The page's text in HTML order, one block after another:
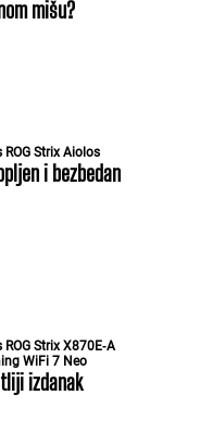
mišu?
ROG Strix Aiolos
i bezbedan
ROG Strix X870E‑A
WiFi 7 Neo
izdanak